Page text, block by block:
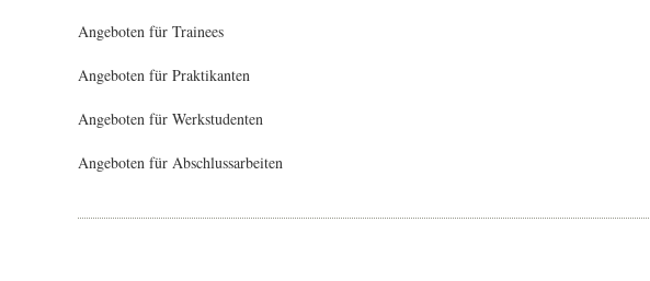
Angeboten für Trainees
Angeboten für Praktikanten
Angeboten für Werkstudenten
Angeboten für Abschlussarbeiten